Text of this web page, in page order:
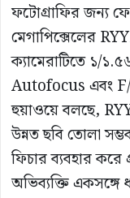
ফটোগ্রাফির জন্য
মেগাপিক্সেলের
ক্যামেরাটিতে ১/
Autofocus এবং F/
হুয়াওয়ে বলছে,
উন্নত ছবি তোলা
ফিচার ব্যবহার করে
অভিব্যক্তি একসঙ্গে